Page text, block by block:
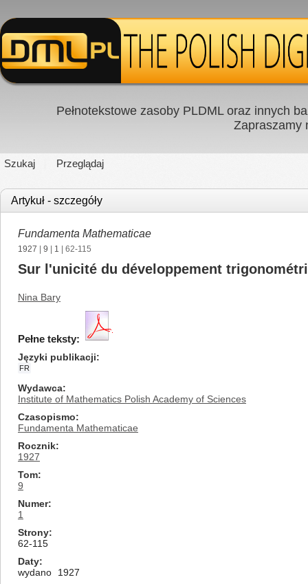
Pełnotekstowe zasoby PLDML oraz innych
Zapraszamy
Szukaj Przeglądaj
Artykuł - szczegóły
Fundamenta Mathematicae
1927 9 1 | 62-115
Sur l'unicité du développement
Nina Bary
Pełne teksty:
Języki publikacji
FR
Wydawca
Institute of Mathematics Polish Academy of Sciences
Czasopismo
Fundamenta Mathematicae
Rocznik
1927
Tom
9
Numer
1
Strony
62-115
Daty
wydano
1927